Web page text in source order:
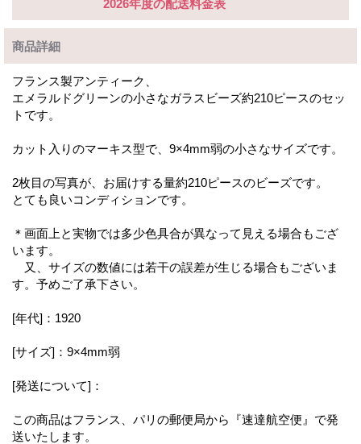
2026年度の配送料金表
商品詳細
フランス製アンティーク、
エメラルドグリーンの小さなガラスビーズ約210ピースのセッ
トです。
カット入りのマーキス型で、9×4mm弱の小さなサイズです。
2枚目の写真が、お届けする量約210ピースのビーズです。
とても良いコンディションです。
＊画面上と実物では多少色具合が異なって見える場合もござ
います。
又、サイズの数値には若干の誤差が生じる場合もございま
す。予めご了承下さい。
[年代]：1920
[サイズ]：9×4mm弱
[発送について]：
この商品はフランス、パリの郵便局から『速達航空便』で発
送いたします。